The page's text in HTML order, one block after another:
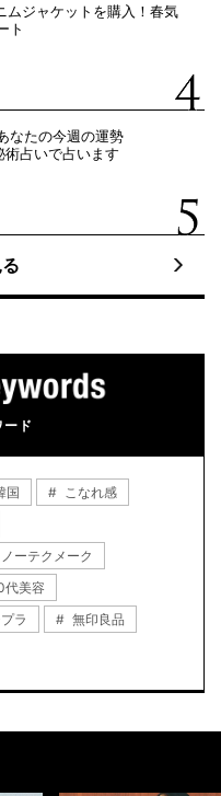
ムジャケットを購入！春気
ト
なたの今週の運勢
術占いで占います
ード
国
こなれ感
ノーテクメーク
代美容
ラ
無印良品